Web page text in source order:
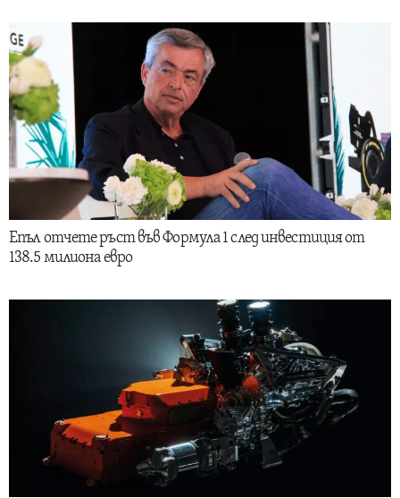
Епъл отчете ръст във Формула 1 след инвестиция от
138.5 милиона евро